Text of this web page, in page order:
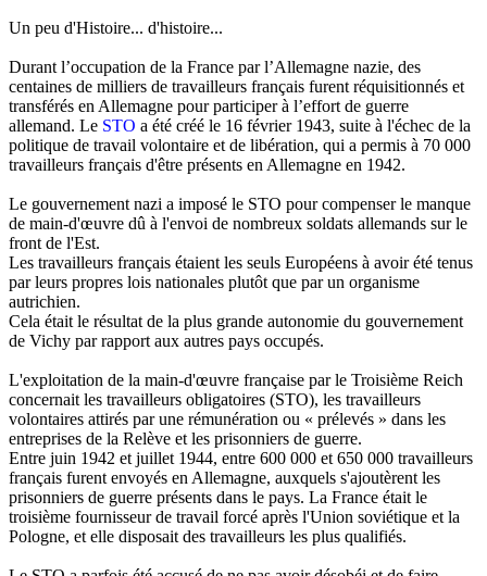
Un peu d'Histoire... d'histoire...
Durant l’occupation de la France par l’Allemagne nazie, des
centaines de milliers de travailleurs français furent réquisitionnés et
transférés en Allemagne pour participer à l’effort de guerre
allemand. Le STO a été créé le 16 février 1943, suite à l'échec de la
politique de travail volontaire et de libération, qui a permis à 70 000
travailleurs français d'être présents en Allemagne en 1942.
Le gouvernement nazi a imposé le STO pour compenser le manque
de main-d'œuvre dû à l'envoi de nombreux soldats allemands sur le
front de l'Est.
Les travailleurs français étaient les seuls Européens à avoir été tenus
par leurs propres lois nationales plutôt que par un organisme
autrichien.
Cela était le résultat de la plus grande autonomie du gouvernement
de Vichy par rapport aux autres pays occupés.
L'exploitation de la main-d'œuvre française par le Troisième Reich
concernait les travailleurs obligatoires (STO), les travailleurs
volontaires attirés par une rémunération ou « prélevés » dans les
entreprises de la Relève et les prisonniers de guerre.
Entre juin 1942 et juillet 1944, entre 600 000 et 650 000 travailleurs
français furent envoyés en Allemagne, auxquels s'ajoutèrent les
prisonniers de guerre présents dans le pays. La France était le
troisième fournisseur de travail forcé après l'Union soviétique et la
Pologne, et elle disposait des travailleurs les plus qualifiés.